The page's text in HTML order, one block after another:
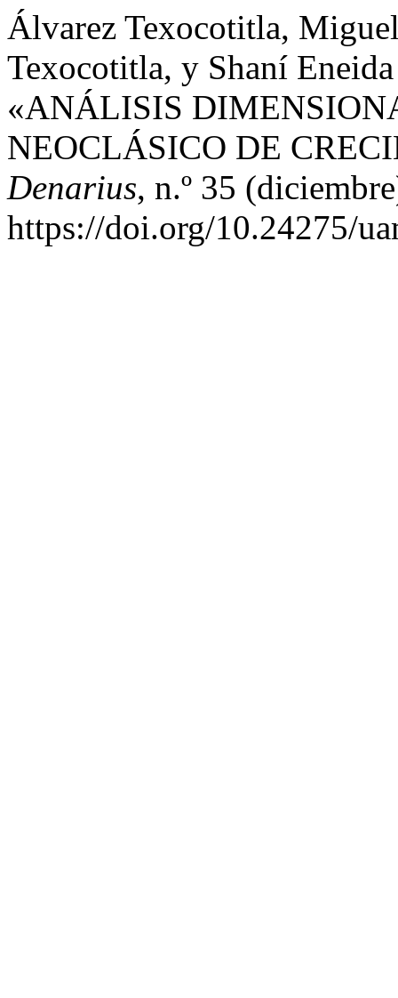
Álvarez Texocotitla,
Texocotitla, y Shaní
«ANÁLISIS
NEOCLÁSICO DE
Denarius, n.º 35
https://doi.org/10.24275/